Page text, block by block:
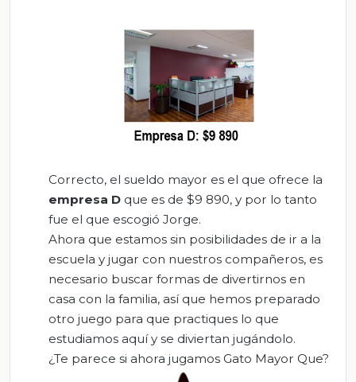
Correcto, el sueldo mayor es el que ofrece la
empresa D que es de $9 890, y por lo tanto
fue el que escogió Jorge.
Ahora que estamos sin posibilidades de ir a la
escuela y jugar con nuestros compañeros, es
necesario buscar formas de divertirnos en
casa con la familia, así que hemos preparado
otro juego para que practiques lo que
estudiamos aquí y se diviertan jugándolo.
¿Te parece si ahora jugamos Gato Mayor Que?